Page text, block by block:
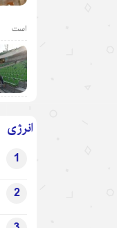
است
انرژی
1
2